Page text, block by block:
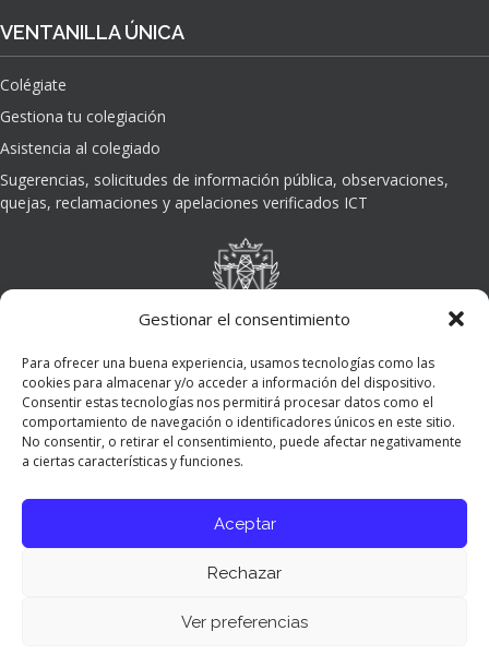
Gestionar el consentimiento
Para ofrecer una buena experiencia, usamos tecnologías como las
cookies para almacenar y/o acceder a información del dispositivo.
Consentir estas tecnologías nos permitirá procesar datos como el
comportamiento de navegación o identificadores únicos en este sitio.
No consentir, o retirar el consentimiento, puede afectar negativamente
a ciertas características y funciones.
Aceptar
Rechazar
Ver preferencias
VENTANILLA ÚNICA
Colégiate
Gestiona tu colegiación
Asistencia al colegiado
Sugerencias, solicitudes de información pública, observaciones,
quejas, reclamaciones y apelaciones verificados ICT
Panel de preferencias cookies